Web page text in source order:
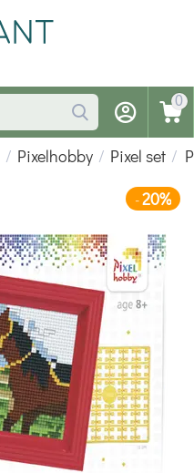
0
/ Pixelhobby / Pixel set /
-20%